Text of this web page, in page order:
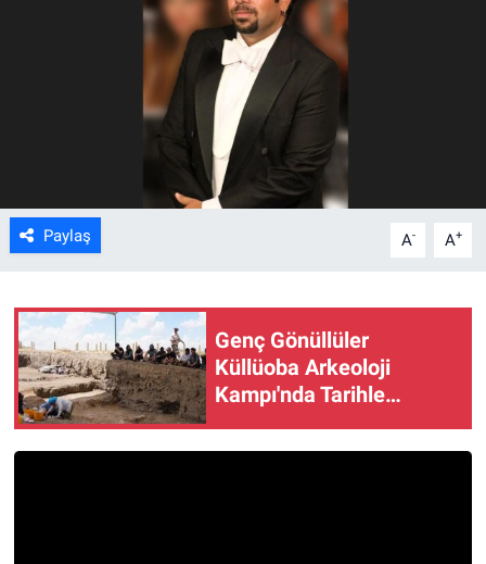
Paylaş A- A+
Genç Gönüllüler
Küllüoba Arkeoloji
Kampı'nda Tarihle